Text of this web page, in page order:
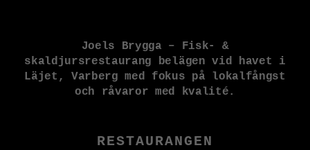
Joels Brygga – Fisk- &
skaldjursrestaurang belägen vid havet i
Läjet, Varberg med fokus på lokalfångst
och råvaror med kvalité.
RESTAURANGEN